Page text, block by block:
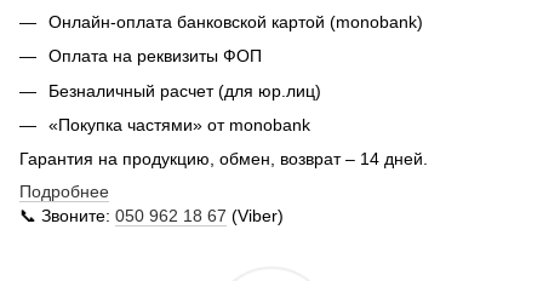
Онлайн-оплата банковской картой (monobank)
Оплата на реквизиты ФОП
Безналичный расчет (для юр.лиц)
«Покупка частями» от monobank
Гарантия на продукцию, обмен, возврат – 14 дней.
Подробнее
📞 Звоните: 050 962 18 67 (Viber)